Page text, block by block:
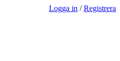
Logga in /Registrera